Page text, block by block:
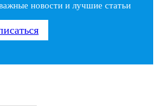
новости и лучшие статьи